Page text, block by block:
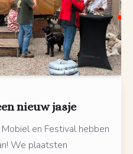
nieuw jasje
en Festival hebben
We plaatsten